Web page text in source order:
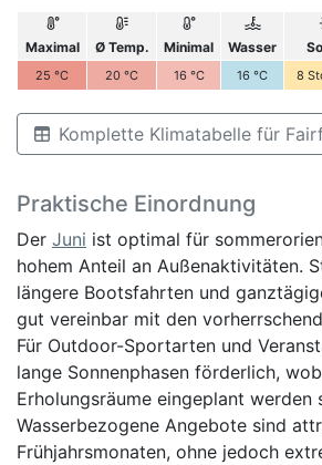
Maximal Ø Temp. Minimal Wasser
25 °C 20 °C 16 °C 16 °C 8
Komplette Klimatabelle für
Praktische Einordnung
Der Juni ist optimal für
hohem Anteil an Außenaktivitäten.
längere Bootsfahrten und
gut vereinbar mit den
Für Outdoor-Sportarten und
lange Sonnenphasen förderlich,
Erholungsräume eingeplant werden
Wasserbezogene Angebote sind
Frühjahrsmonaten, ohne jedoch